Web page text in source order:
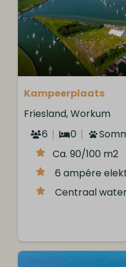
Kampeerplaats
Friesland, Workum
6
0
Ca. 90/100 m2
6 ampére
Centraal